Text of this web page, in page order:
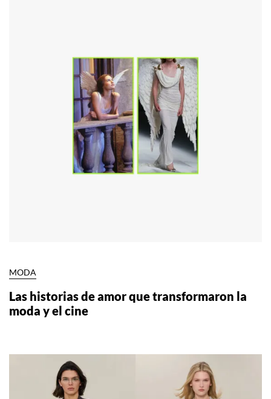
MODA
Las historias de amor que transformaron la
moda y el cine